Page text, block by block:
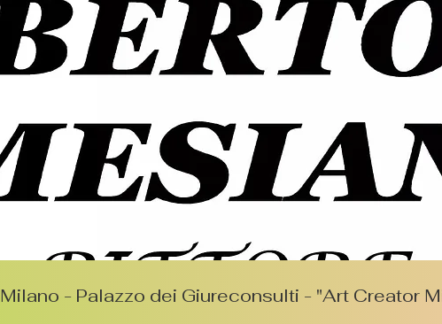
Milano - Palazzo dei Giureconsulti - "Art Creator